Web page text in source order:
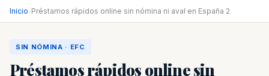
Inicio›Préstamos rápidos online sin nómina ni aval en España 2
SIN NÓMINA · EFC
Préstamos rápidos online sin